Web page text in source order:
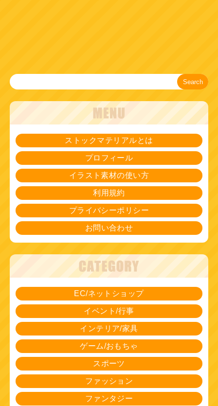
Search
ストックマテリアルとは
プロフィール
イラスト素材の使い方
利用規約
プライバシーポリシー
お問い合わせ
EC/ネットショップ
イベント/行事
インテリア/家具
ゲーム/おもちゃ
スポーツ
ファッション
ファンタジー